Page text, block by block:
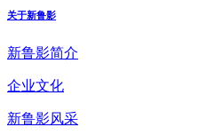
关于新鲁影
新鲁影简介
企业文化
新鲁影风采